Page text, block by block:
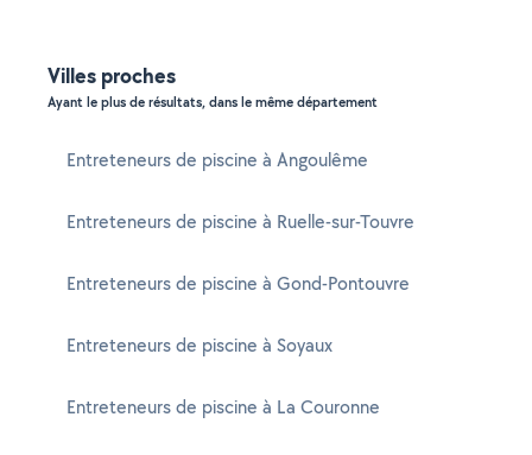
Villes proches
Ayant le plus de résultats, dans le même département
Entreteneurs de piscine à Angoulême
Entreteneurs de piscine à Ruelle-sur-Touvre
Entreteneurs de piscine à Gond-Pontouvre
Entreteneurs de piscine à Soyaux
Entreteneurs de piscine à La Couronne